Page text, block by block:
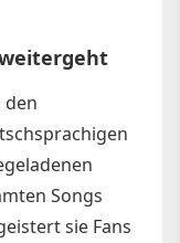
den
Songs
sie Fans